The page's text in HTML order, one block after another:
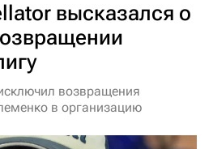
высказался о
возвращения
в организацию